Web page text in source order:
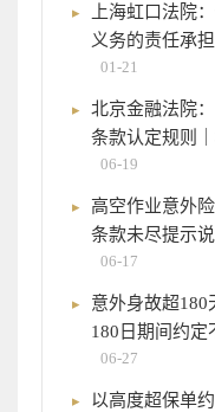
上海虹口法院
义务的责任承担
01-21
北京金融法院
条款认定规则
06-19
高空作业意外
条款未尽提示
06-17
意外身故超180
180日期间约定
06-27
以高度超保单